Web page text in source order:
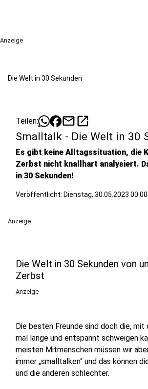
Anzeige
Die Welt in 30 Sekunden
Teilen: mailopen_in_new
Smalltalk - Die Welt in 30
Es gibt keine Alltagssituation, die
Zerbst nicht knallhart analysiert.
in 30 Sekunden!
Veröffentlicht: Dienstag, 30.05.2023 00:00
Anzeige
Die Welt in 30 Sekunden von
Zerbst
Anzeige
Die besten Freunde sind doch die, mit
mal lange und entspannt schweigen
meisten Mitmenschen müssen wir
immer „smalltalken“ und das können
und die anderen schlechter.